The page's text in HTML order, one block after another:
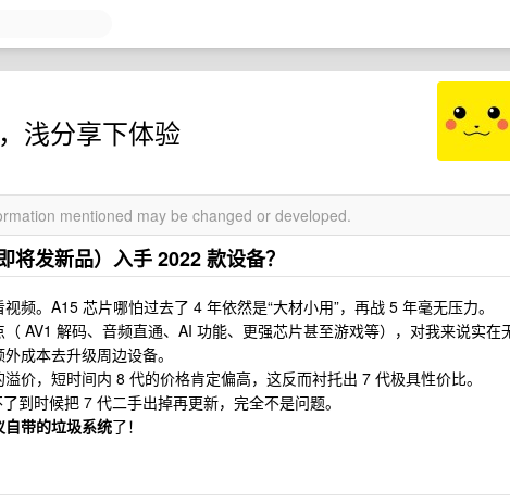
浅分享下体验
mentioned may be changed or developed.
发新品）入手 2022 款设备？
频。A15 芯片哪怕过去了 4 年依然是“大材小用”，再战 5 年毫无压力。
AV1 解码、音频直通、AI 功能、更强芯片甚至游戏等），对我来说实在
成本去升级周边设备。
价，短时间内 8 代的价格肯定偏高，这反而衬托出 7 代极具性价比。
到时候把 7 代二手出掉再更新，完全不是问题。
自带的垃圾系统了！